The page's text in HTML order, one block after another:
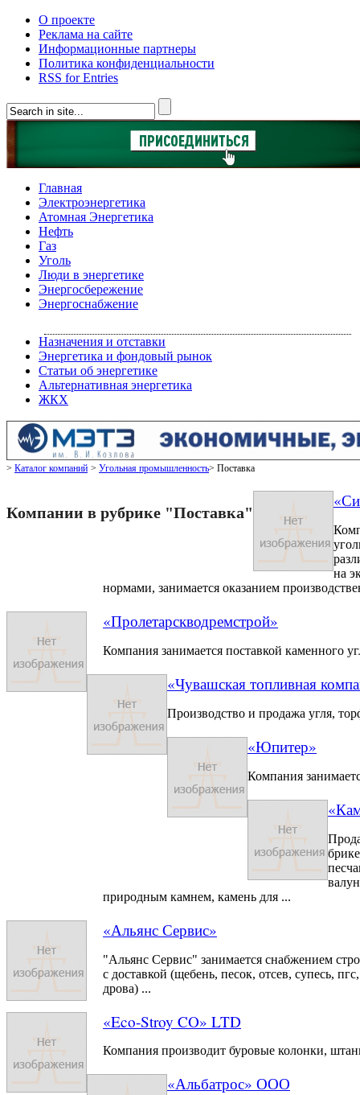
О проекте
Реклама на сайте
Информационные партнеры
Политика конфиденциальности
RSS for Entries
Главная
Электроэнергетика
Атомная Энергетика
Нефть
Газ
Уголь
Люди в энергетике
Энергосбережение
Энергоснабжение
Назначения и отставки
Энергетика и фондовый рынок
Статьи об энергетике
Альтернативная энергетика
ЖКХ
Каталог компаний Угольная промышленность Поставка
Компании в рубрике "Поставка"
на
нормами, занимается оказанием
«Пролетарскводремстрой»
Компания занимается поставкой каменного
«Чувашская топливная
Производство и продажа угля,
«Юпитер»
Компания
природным камнем, камень для ...
«Альянс Сервис»
"Альянс Сервис" занимается снабжением
с доставкой (щебень, песок, отсев, супесь,
дрова) ...
«Eco-Stroy CO» LTD
Компания производит буровые колонки,
«Альбатрос» ООО